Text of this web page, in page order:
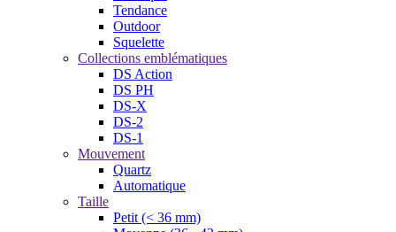
Tendance
Outdoor
Squelette
Collections emblématiques
DS Action
DS PH
DS-X
DS-2
DS-1
Mouvement
Quartz
Automatique
Taille
Petit (< 36 mm)